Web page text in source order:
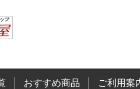
おすすめ商品 ご利用案